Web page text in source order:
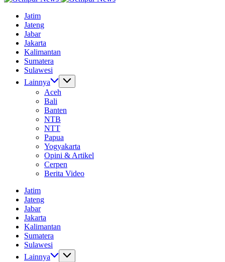
Dunia
Tanpa
Batas
Informasi
Dunia
Tanpa
Batas
Jatim
Jateng
Jabar
Jakarta
Kalimantan
Sumatera
Sulawesi
Lainnya
Aceh
Bali
Banten
NTB
NTT
Papua
Yogyakarta
Opini & Artikel
Cerpen
Berita Video
Jatim
Jateng
Jabar
Jakarta
Kalimantan
Sumatera
Sulawesi
Lainnya